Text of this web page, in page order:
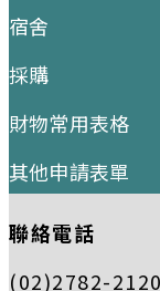
宿舍
採購
財物常用表格
其他申請表單
聯絡電話
(02)2782-2120